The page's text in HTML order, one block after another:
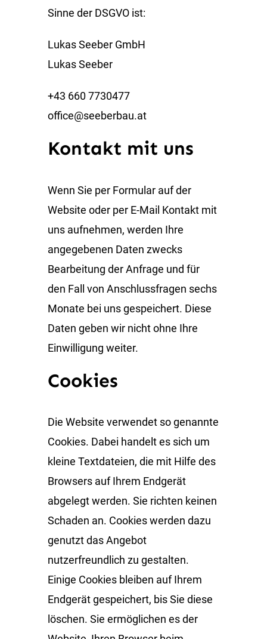
Sinne der DSGVO ist:
Lukas Seeber GmbH
Lukas Seeber
+43 660 7730477
office@seeberbau.at
Kontakt mit uns
Wenn Sie per Formular auf der
Website oder per E-Mail Kontakt mit
uns aufnehmen, werden Ihre
angegebenen Daten zwecks
Bearbeitung der Anfrage und für
den Fall von Anschlussfragen sechs
Monate bei uns gespeichert. Diese
Daten geben wir nicht ohne Ihre
Einwilligung weiter.
Cookies
Die Website verwendet so genannte
Cookies. Dabei handelt es sich um
kleine Textdateien, die mit Hilfe des
Browsers auf Ihrem Endgerät
abgelegt werden. Sie richten keinen
Schaden an. Cookies werden dazu
genutzt das Angebot
nutzerfreundlich zu gestalten.
Einige Cookies bleiben auf Ihrem
Endgerät gespeichert, bis Sie diese
löschen. Sie ermöglichen es der